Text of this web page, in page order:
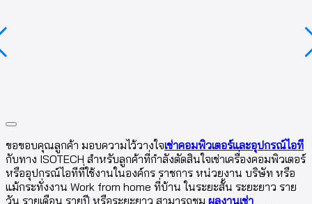
ขอขอบคุณลูกค้า มอบความไว้วางใจเช่าคอมพิวเตอร์และอุปกรณ์ไอที
กับทาง ISOTECH สำหรับลูกค้าที่กำลังตัดสินใจเช่าเครื่องคอมพิวเตอร์
หรืออุปกรณ์ไอทีที่ใช้งานในองค์กร ราชการ หน่วยงาน บริษัท หรือ
แม้กระทั่งงาน Work from home ที่บ้าน ในระยะสั้น ระยะยาว ราย
วัน รายเดือน รายปี หรือระยะยาว สามารถชม ผลงานเช่า